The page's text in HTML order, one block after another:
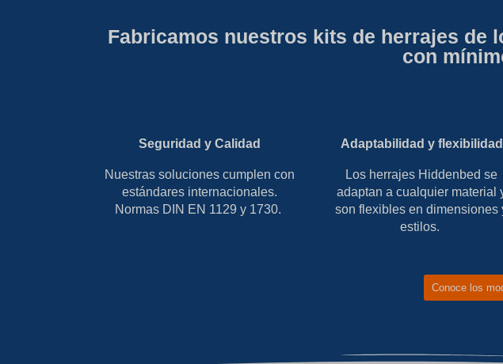
Fabricamos nuestros kits de herrajes de
con
Seguridad y Calidad
Nuestras soluciones cumplen con
estándares internacionales.
Normas DIN EN 1129 y 1730.
Adaptabilidad y flexibilidad
Los herrajes Hiddenbed se
adaptan a cualquier material
son flexibles en dimensiones
estilos.
Conoce los